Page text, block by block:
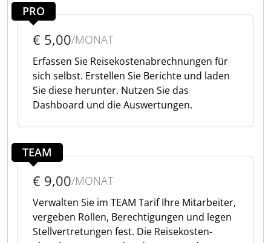
PRO
€ 5,00/MONAT
Erfassen Sie Reisekosten­abrechnungen für
sich selbst. Erstellen Sie Berichte und laden
Sie diese herunter. Nutzen Sie das
Dashboard und die Auswertungen.
TEAM
€ 9,00/MONAT
Verwalten Sie im TEAM Tarif Ihre Mitarbeiter,
vergeben Rollen, Berechtigungen und legen
Stellvertretungen fest. Die Reisekosten­